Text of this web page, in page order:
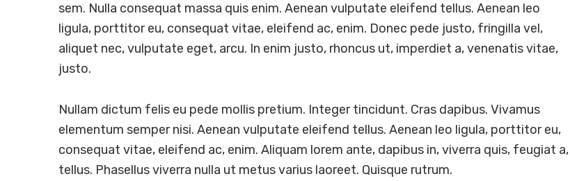
sem. Nulla consequat massa quis enim. Aenean vulputate eleifend tellus. Aenean leo
ligula, porttitor eu, consequat vitae, eleifend ac, enim. Donec pede justo, fringilla vel,
aliquet nec, vulputate eget, arcu. In enim justo, rhoncus ut, imperdiet a, venenatis vitae,
justo.
Nullam dictum felis eu pede mollis pretium. Integer tincidunt. Cras dapibus. Vivamus
elementum semper nisi. Aenean vulputate eleifend tellus. Aenean leo ligula, porttitor eu,
consequat vitae, eleifend ac, enim. Aliquam lorem ante, dapibus in, viverra quis, feugiat a,
tellus. Phasellus viverra nulla ut metus varius laoreet. Quisque rutrum.